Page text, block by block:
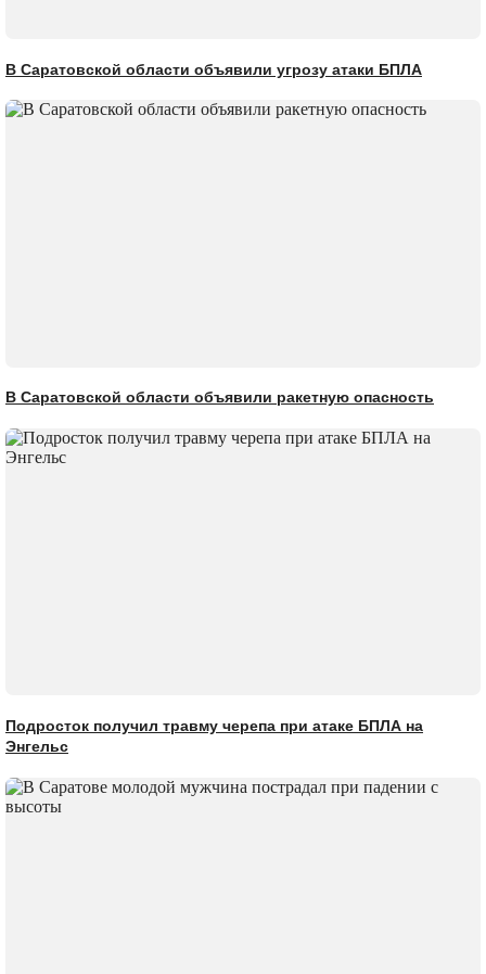
В Саратовской области объявили угрозу атаки БПЛА
В Саратовской области объявили ракетную опасность
Подросток получил травму черепа при атаке БПЛА на
Энгельс